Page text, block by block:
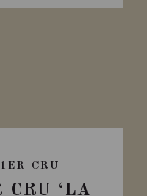
CRU
CRU ‘LA